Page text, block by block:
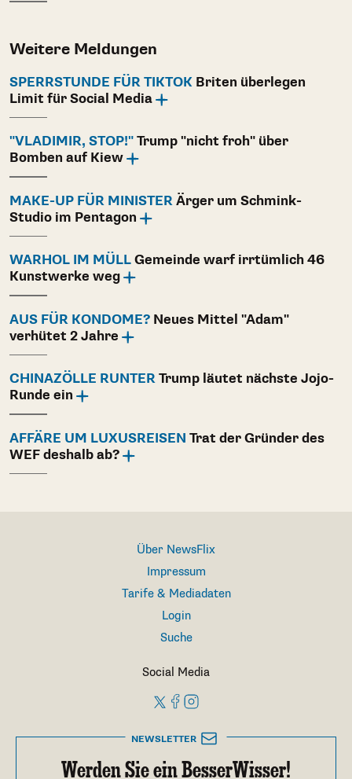
Weitere Meldungen
SPERRSTUNDE FÜR TIKTOK Briten überlegen
Limit für Social Media
"VLADIMIR, STOP!" Trump "nicht froh" über
Bomben auf Kiew
MAKE-UP FÜR MINISTER Ärger um Schmink-
Studio im Pentagon
WARHOL IM MÜLL Gemeinde warf irrtümlich 46
Kunstwerke weg
AUS FÜR KONDOME? Neues Mittel "Adam"
verhütet 2 Jahre
CHINAZÖLLE RUNTER Trump läutet nächste Jojo-
Runde ein
AFFÄRE UM LUXUSREISEN Trat der Gründer des
WEF deshalb ab?
Über NewsFlix
Impressum
Tarife & Mediadaten
Login
Suche
Social Media
NEWSLETTER
Werden Sie ein BesserWisser!